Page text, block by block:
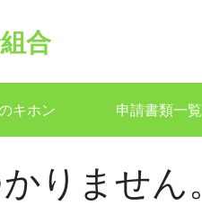
合
キホン 申請書類一覧
りません。